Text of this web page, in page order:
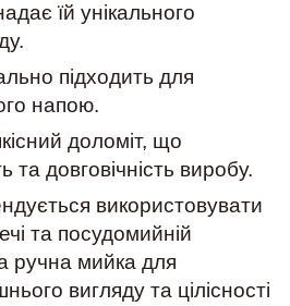
їй унікального
підходить для
напою.
доломіт, що
та довговічність виробу.
використовувати
та посудомийній
ручна мийка для
вигляду та цілісності